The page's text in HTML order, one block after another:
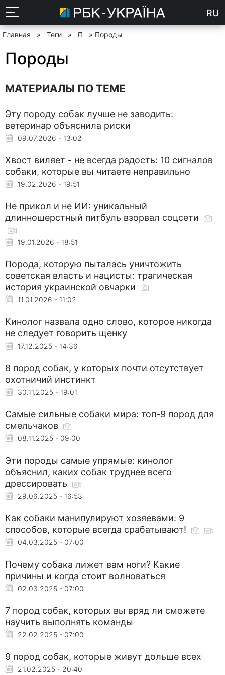
RU
Главная » Теги » П » Породы
Породы
МАТЕРИАЛЫ ПО ТЕМЕ
Эту породу собак лучше не заводить:
ветеринар объяснила риски
09.07.2026 - 13:02
Хвост виляет - не всегда радость: 10 сигналов
собаки, которые вы читаете неправильно
19.02.2026 - 19:51
Не прикол и не ИИ: уникальный
длинношерстный питбуль взорвал соцсети
19.01.2026 - 18:51
Порода, которую пыталась уничтожить
советская власть и нацисты: трагическая
история украинской овчарки
11.01.2026 - 11:02
Кинолог назвала одно слово, которое никогда
не следует говорить щенку
17.12.2025 - 14:36
8 пород собак, у которых почти отсутствует
охотничий инстинкт
30.11.2025 - 19:01
Самые сильные собаки мира: топ-9 пород для
смельчаков
08.11.2025 - 09:00
Эти породы самые упрямые: кинолог
объяснил, каких собак труднее всего
дрессировать
29.06.2025 - 16:53
Как собаки манипулируют хозяевами: 9
способов, которые всегда срабатывают!
04.03.2025 - 07:00
Почему собака лижет вам ноги? Какие
причины и когда стоит волноваться
02.03.2025 - 07:00
7 пород собак, которых вы вряд ли сможете
научить выполнять команды
22.02.2025 - 07:00
9 пород собак, которые живут дольше всех
21.02.2025 - 20:40